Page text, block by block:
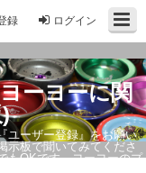
ログイン
録
ーヨーに関
ユーザー登録』をお願い
示板で聞いてみてくださ
もOKです。ヨーヨーのプ